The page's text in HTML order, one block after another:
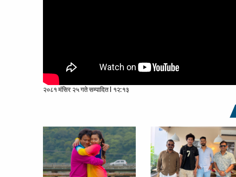
२०८१ मंसिर २५ गते सम्पादित l १२:१३